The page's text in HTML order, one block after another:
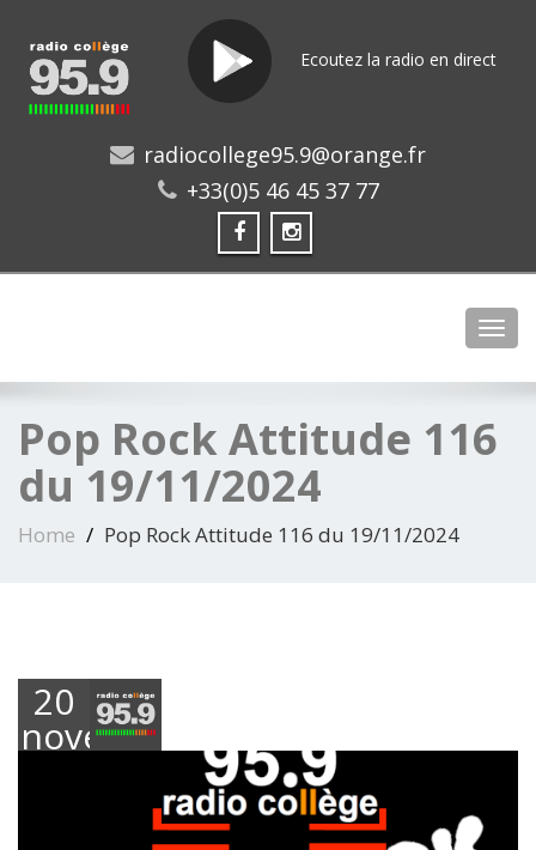
Ecoutez la radio en direct
radiocollege95.9@orange.fr
+33(0)5 46 45 37 77
Pop Rock Attitude 116
du 19/11/2024
Home Pop Rock Attitude 116 du 19/11/2024
20
novembre